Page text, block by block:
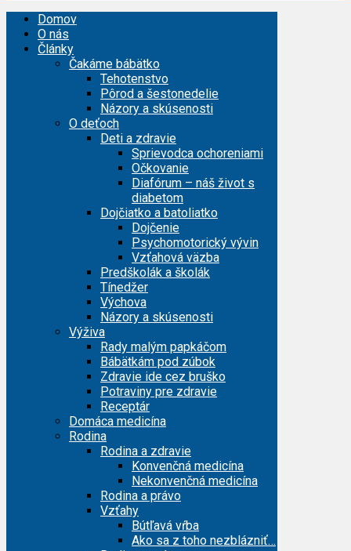
Domov
O nás
Články
Čakáme bábätko
Tehotenstvo
Pôrod a šestonedelie
Názory a skúsenosti
O deťoch
Deti a zdravie
Sprievodca ochoreniami
Očkovanie
Diafórum – náš život s
diabetom
Dojčiatko a batoliatko
Dojčenie
Psychomotorický vývin
Vzťahová väzba
Predškolák a školák
Tínedžer
Výchova
Názory a skúsenosti
Výživa
Rady malým papkáčom
Bábätkám pod zúbok
Zdravie ide cez bruško
Potraviny pre zdravie
Receptár
Domáca medicína
Rodina
Rodina a zdravie
Konvenčná medicína
Nekonvenčná medicína
Rodina a právo
Vzťahy
Bútľavá vŕba
Ako sa z toho nezblázniť…